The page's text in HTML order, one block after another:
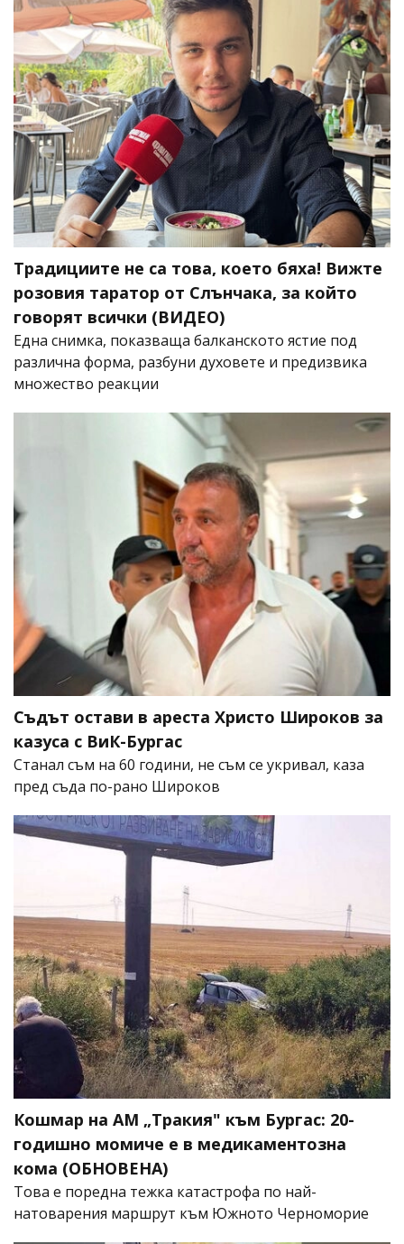
Традициите не са това, което бяха! Вижте
розовия таратор от Слънчака, за който
говорят всички (ВИДЕО)
Една снимка, показваща балканското ястие под
различна форма, разбуни духовете и предизвика
множество реакции
Съдът остави в ареста Христо Широков за
казуса с ВиК-Бургас
Станал съм на 60 години, не съм се укривал, каза
пред съда по-рано Широков
Кошмар на АМ „Тракия" към Бургас: 20-
годишно момиче е в медикаментозна
кома (ОБНОВЕНА)
Това е поредна тежка катастрофа по най-
натоварения маршрут към Южното Черноморие